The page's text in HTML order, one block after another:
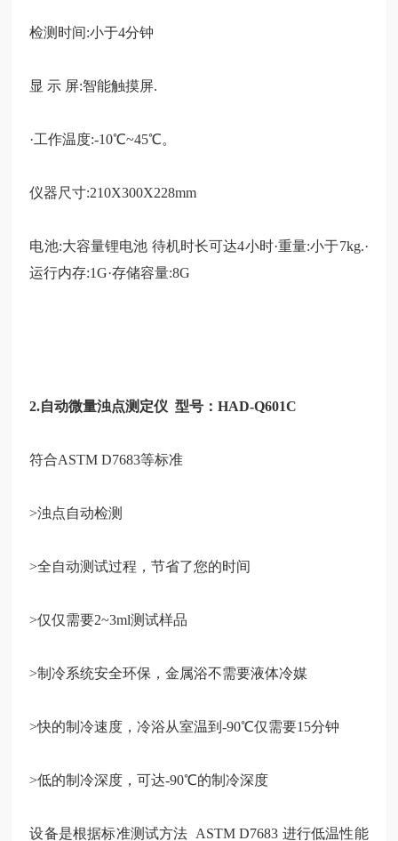
检测时间:小于4分钟
显 示 屏:智能触摸屏.
·工作温度:-10℃~45℃。
仪器尺寸:210X300X228mm
电池:大容量锂电池 待机时长可达4小时·重量:小于7kg.·
运行内存:1G·存储容量:8G
2.自动微量浊点测定仪 型号：HAD-Q601C
符合ASTM D7683等标准
>浊点自动检测
>全自动测试过程，节省了您的时间
>仅仅需要2~3ml测试样品
>制冷系统安全环保，金属浴不需要液体冷媒
>快的制冷速度，冷浴从室温到-90℃仅需要15分钟
>低的制冷深度，可达-90℃的制冷深度
设备是根据标准测试方法 ASTM D7683 进行低温性能